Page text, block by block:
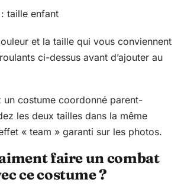
taille enfant
et la taille qui vous conviennent
ci-dessus avant d’ajouter au
un costume coordonné parent-
les deux tailles dans la même
« team » garanti sur les photos.
faire un combat
ce costume ?